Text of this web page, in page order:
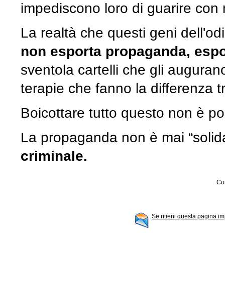
impediscono loro di guarire
La realtà che questi geni
non esporta propaganda,
sventola cartelli che gli
terapie che fanno la differenza
Boicottare tutto questo non è
La propaganda non è mai
criminale.
Se ritieni questa pagina